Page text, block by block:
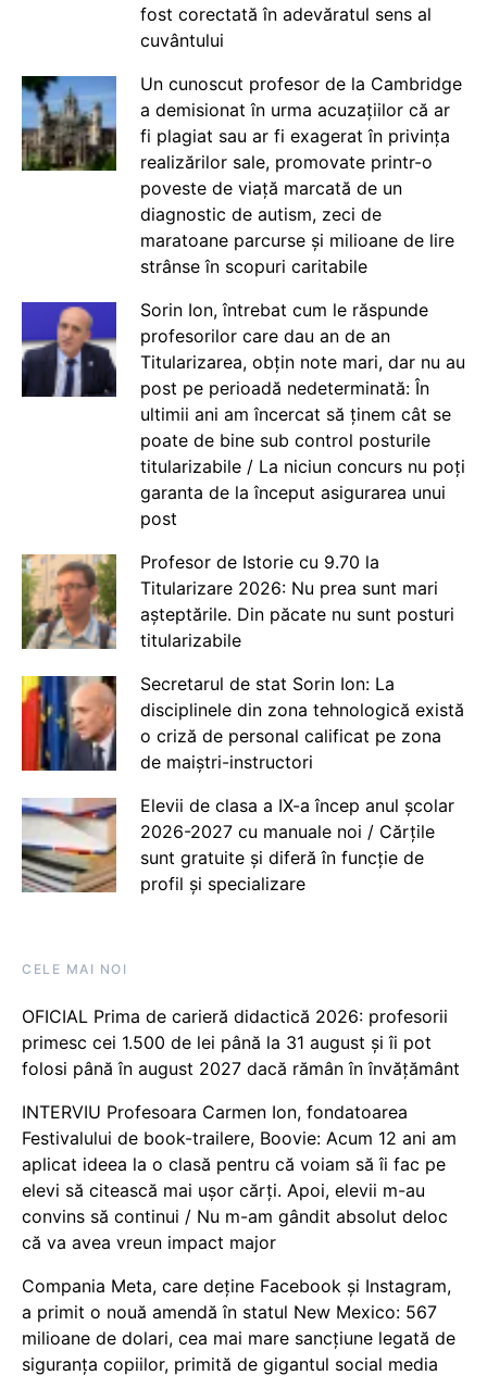
fost corectată în adevăratul sens al
cuvântului
Un cunoscut profesor de la Cambridge
a demisionat în urma acuzațiilor că ar
fi plagiat sau ar fi exagerat în privința
realizărilor sale, promovate printr-o
poveste de viață marcată de un
diagnostic de autism, zeci de
maratoane parcurse și milioane de lire
strânse în scopuri caritabile
Sorin Ion, întrebat cum le răspunde
profesorilor care dau an de an
Titularizarea, obțin note mari, dar nu au
post pe perioadă nedeterminată: În
ultimii ani am încercat să ținem cât se
poate de bine sub control posturile
titularizabile / La niciun concurs nu poți
garanta de la început asigurarea unui
post
Profesor de Istorie cu 9.70 la
Titularizare 2026: Nu prea sunt mari
așteptările. Din păcate nu sunt posturi
titularizabile
Secretarul de stat Sorin Ion: La
disciplinele din zona tehnologică există
o criză de personal calificat pe zona
de maiștri-instructori
Elevii de clasa a IX-a încep anul școlar
2026-2027 cu manuale noi / Cărțile
sunt gratuite și diferă în funcție de
profil și specializare
CELE MAI NOI
OFICIAL Prima de carieră didactică 2026: profesorii
primesc cei 1.500 de lei până la 31 august și îi pot
folosi până în august 2027 dacă rămân în învățământ
INTERVIU Profesoara Carmen Ion, fondatoarea
Festivalului de book-trailere, Boovie: Acum 12 ani am
aplicat ideea la o clasă pentru că voiam să îi fac pe
elevi să citească mai ușor cărți. Apoi, elevii m-au
convins să continui / Nu m-am gândit absolut deloc
că va avea vreun impact major
Compania Meta, care deține Facebook și Instagram,
a primit o nouă amendă în statul New Mexico: 567
milioane de dolari, cea mai mare sancțiune legată de
siguranța copiilor, primită de gigantul social media